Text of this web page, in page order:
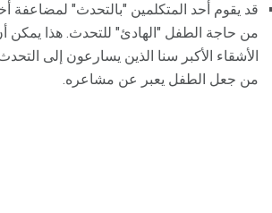
قد يقوم أحد المتكلمين "بالتحدث" لمضاعفة
من حاجة الطفل "الهادئ" للتحدث. هذا يمكن
الأشقاء الأكبر سنا الذين يسارعون إلى
من جعل الطفل يعبر عن مشاعره.